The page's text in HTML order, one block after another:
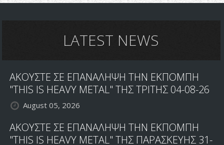
LATEST NEWS
ΑΚΟΥΣΤΕ ΣΕ ΕΠΑΝΑΛΗΨΗ ΤΗΝ ΕΚΠΟΜΠΗ
"THIS IS HEAVY METAL" ΤΗΣ ΤΡΙΤΗΣ 04-08-26
August 05, 2026
ΑΚΟΥΣΤΕ ΣΕ ΕΠΑΝΑΛΗΨΗ ΤΗΝ ΕΚΠΟΜΠΗ
"THIS IS HEAVY METAL" ΤΗΣ ΠΑΡΑΣΚΕΥΗΣ 31-